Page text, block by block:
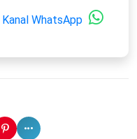
Kanal WhatsApp